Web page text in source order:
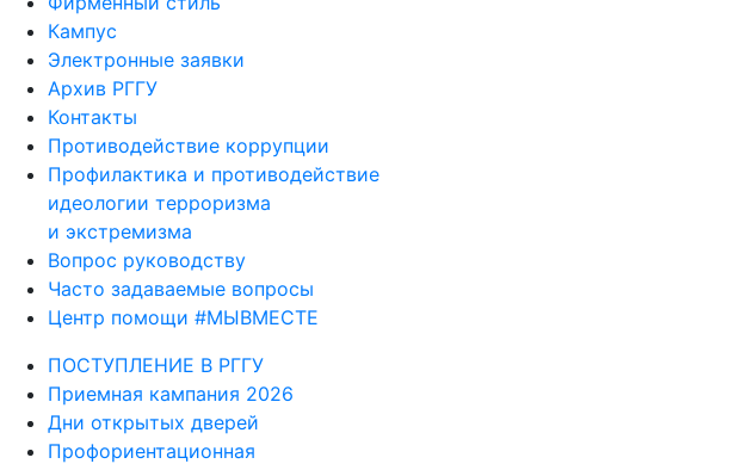
Кампус
Электронные заявки
Архив РГГУ
Контакты
Противодействие коррупции
Профилактика и противодействие
идеологии терроризма
и экстремизма
Вопрос руководству
Часто задаваемые вопросы
Центр помощи #МЫВМЕСТЕ
ПОСТУПЛЕНИЕ В РГГУ
Приемная кампания 2026
Дни открытых дверей
Профориентационная